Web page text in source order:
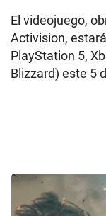
El videojuego,
Activision,
PlayStation 5,
Blizzard) este 5